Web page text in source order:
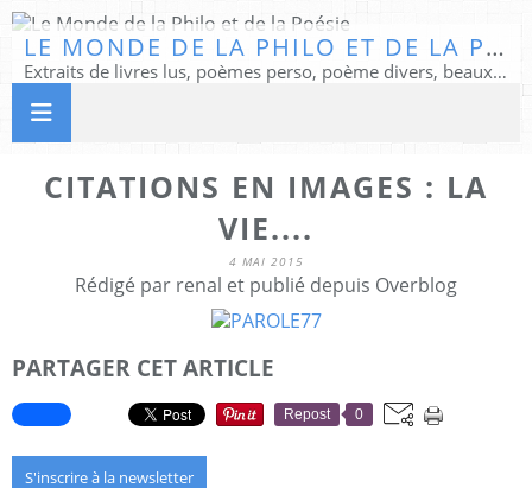
LE MONDE DE LA PHILO ET DE LA POÉSIE
Extraits de livres lus, poèmes perso, poème divers, beaux textes...
CITATIONS EN IMAGES : LA
VIE....
4 MAI 2015
Rédigé par renal et publié depuis Overblog
PARTAGER CET ARTICLE
Repost 0
S'inscrire à la newsletter